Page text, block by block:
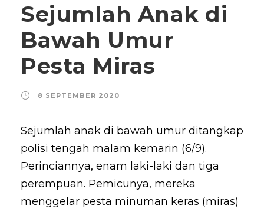
Sejumlah Anak di
Bawah Umur
Pesta Miras
8 SEPTEMBER 2020
Sejumlah anak di bawah umur ditangkap
polisi tengah malam kemarin (6/9).
Perinciannya, enam laki-laki dan tiga
perempuan. Pemicunya, mereka
menggelar pesta minuman keras (miras)